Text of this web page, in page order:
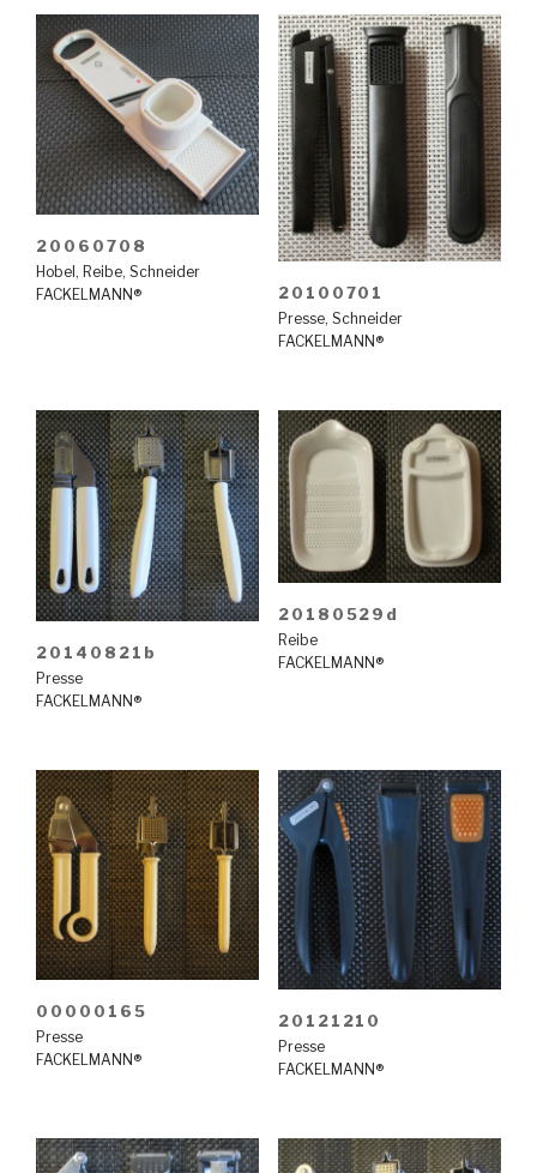
20060708
Hobel , Reibe, Schneider
FACKELMANN®
20100701
Presse, Schneider
FACKELMANN®
20140821b
Presse
FACKELMANN®
20180529d
Reibe
FACKELMANN®
00000165
Presse
FACKELMANN®
20121210
Presse
FACKELMANN®